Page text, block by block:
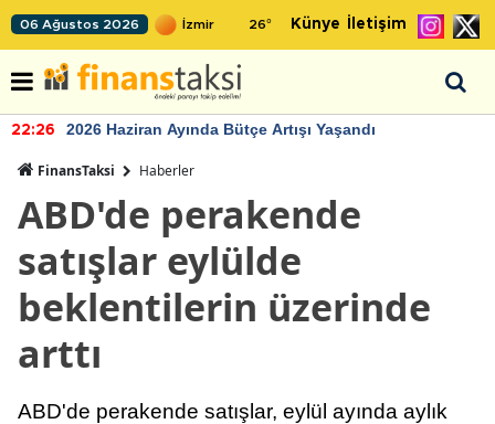
06 Ağustos 2026 26° Künye İletişim
22:26 2026 Haziran Ayında Bütçe Artışı Yaşandı
FinansTaksi Haberler
ABD'de perakende
satışlar eylülde
beklentilerin üzerinde
arttı
ABD'de perakende satışlar, eylül ayında aylık